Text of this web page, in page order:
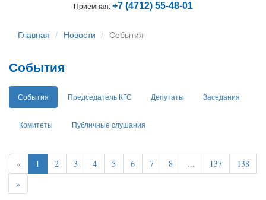
Приемная: +7 (4712) 55-48-01
Главная Новости События
События
События Председатель КГС Депутаты Заседания
Комитеты Публичные слушания
« 1 2 3 4 5 6 7 8 ... 137
138
»